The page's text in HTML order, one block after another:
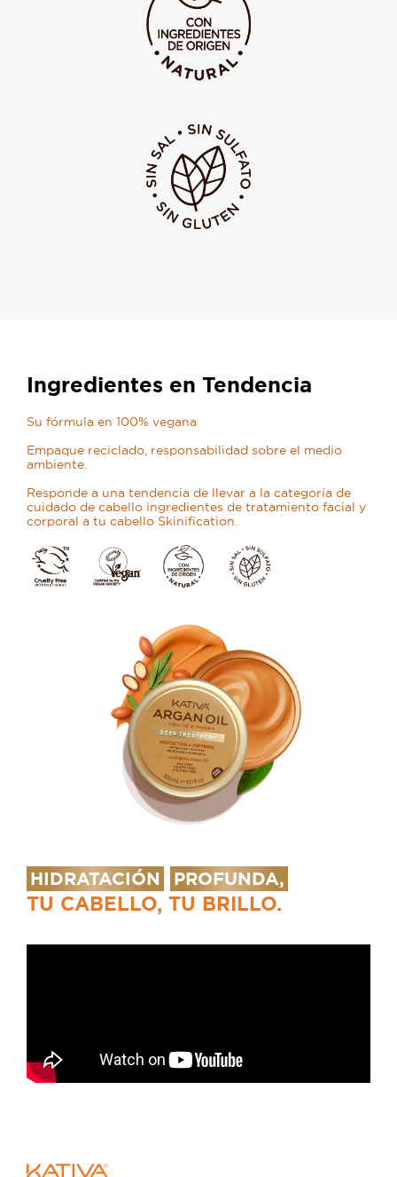
Ingredientes en Tendencia
Su fórmula en 100% vegana
Empaque reciclado, responsabilidad sobre el medio
ambiente.
Responde a una tendencia de llevar a la categoría de
cuidado de cabello ingredientes de tratamiento facial y
corporal a tu cabello Skinification.
HIDRATACIÓN PROFUNDA,
TU CABELLO, TU BRILLO.